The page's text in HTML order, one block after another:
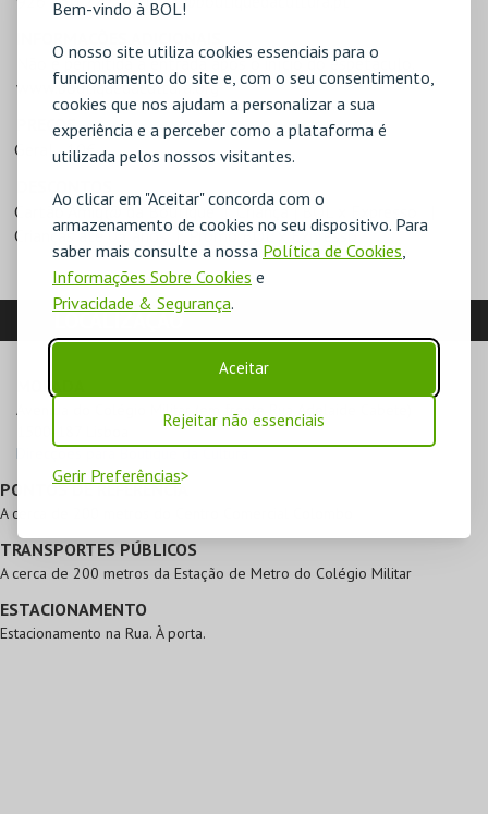
Bem-vindo à BOL!
O nosso site utiliza cookies essenciais para o
funcionamento do site e, com o seu consentimento,
cookies que nos ajudam a personalizar a sua
experiência e a perceber como a plataforma é
utilizada pelos nossos visitantes.
Ao clicar em "Aceitar" concorda com o
armazenamento de cookies no seu dispositivo. Para
saber mais consulte a nossa Política de Cookies,
Informações Sobre Cookies e
Privacidade & Segurança.
Aceitar
Rejeitar não essenciais
Gerir Preferências
Não é permitida a entrada após o início do espetáculo.
www.boutiquedacultura.org
PREÇOS
Geral - 10€
Cartão Amig@ da Boutique
Criança | BOL x Expresso
Crianças até 05 anos
Promo BOL x Expresso
LOCALIZAÇÃO
MORADA
Avenida do Colégio Militar (em frente Rua Adelaide Cabete)
Direcções para Boutique da Cultura
PONTOS DE REFERÊNCIA
A cerca de 200 metros do Centro Comercial Colombo
TRANSPORTES PÚBLICOS
A cerca de 200 metros da Estação de Metro do Colégio Militar
ESTACIONAMENTO
Estacionamento na Rua. À porta.